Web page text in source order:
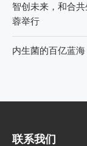
智创未来，和合
蓉举行
内生菌的百亿蓝海
联系我们